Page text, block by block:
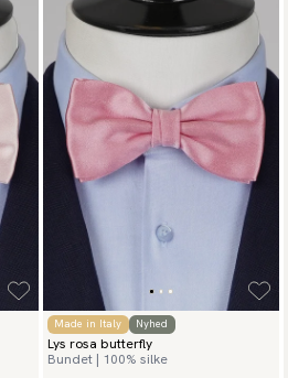
Made in Italy Nyhed
Lys rosa butterfly
Bundet | 100% silke